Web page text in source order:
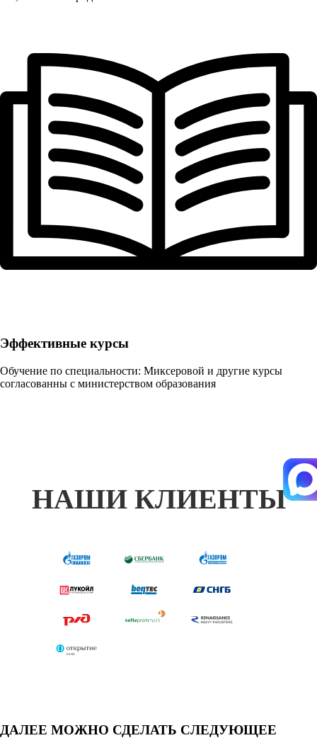
Эффективные курсы
Обучение по специальности: Миксеровой и другие курсы
согласованны с министерством образования
НАШИ КЛИЕНТЫ
ДАЛЕЕ МОЖНО СДЕЛАТЬ СЛЕДУЮЩЕЕ